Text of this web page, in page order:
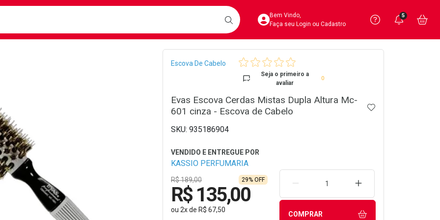
BUSCARAcesse sua Conta
Bem Vindo,
Faça seu Login ou Cadastro
Precisa
Ver Recursos
Você
5
Breadcrumb
Escova De Cabelo
Seja o primeiro a
avaliar
0
Evas Escova Cerdas Mistas Dupla Altura Mc-
601 cinza - Escova de Cabelo
ADICIONAR AOS
935186904
KASSIO PERFUMARIA
R$ 189,00 29% OFF
R$ 135,00
ou 2xde R$ 67,50
REMOVER UMA UNIDADEAUMENTAR UMA
COMPRAR